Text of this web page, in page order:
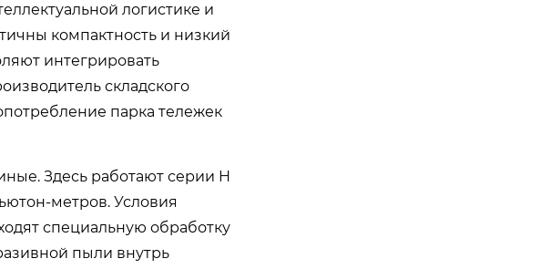
логистике и
компактность и низкий
интегрировать
складского
парка тележек
Здесь работают серии H
метров. Условия
специальную обработку
пыли внутрь